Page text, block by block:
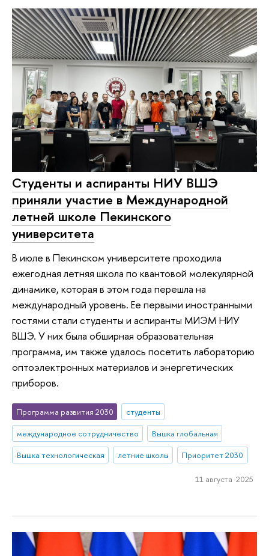
Студенты и аспиранты НИУ ВШЭ
приняли участие в Международной
летней школе Пекинского
университета
В июле в Пекинском университете проходила
ежегодная летняя школа по квантовой молекулярной
динамике, которая в этом года перешла на
международный уровень. Ее первыми иностранными
гостями стали студенты и аспиранты МИЭМ НИУ
ВШЭ. У них была обширная образовательная
программа, им также удалось посетить лабораторию
оптоэлектронных материалов и энергетических
приборов.
Программа развития 2030
студенты
международное сотрудничество
Вышка глобальная
Вышка технологическая
летние школы Приоритет 2030
11 августа 2025